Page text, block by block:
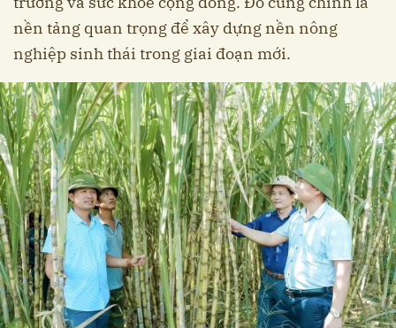
nền tảng quan trọng để xây dựng nền nông
nghiệp sinh thái trong giai đoạn mới.